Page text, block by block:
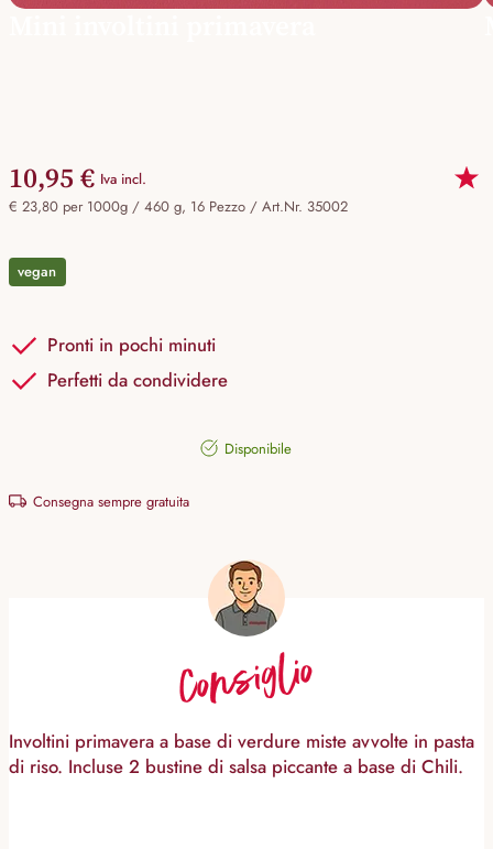
10,95 € Iva incl.
€ 23,80 per 1000g / 460 g, 16 Pezzo / Art.Nr. 35002
vegan
Pronti in pochi minuti
Perfetti da condividere
Disponibile
Consegna sempre gratuita
Consiglio
Involtini primavera a base di verdure miste avvolte in pasta
di riso. Incluse 2 bustine di salsa piccante a base di Chili.